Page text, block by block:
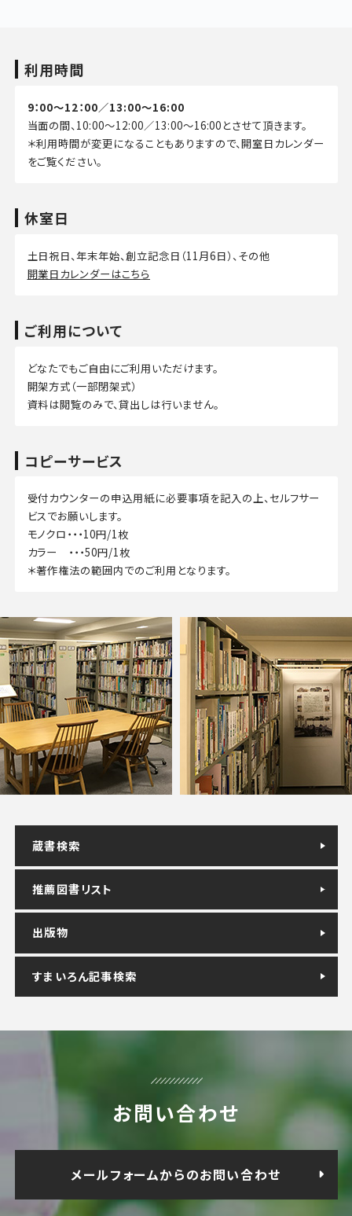
利用時間
9：00～12：00／13:00～16:00
当面の間、10:00～12:00／13:00～16:00とさせて頂きます。
＊利用時間が変更になることもありますので、開室日カレンダー
をご覧ください。
休室日
土日祝日、年末年始、創立記念日（11月6日）、その他
開業日カレンダーはこちら
ご利用について
どなたでもご自由にご利用いただけます。
開架方式（一部閉架式）
資料は閲覧のみで、貸出しは行いません。
コピーサービス
受付カウンターの申込用紙に必要事項を記入の上、セルフサー
ビスでお願いします。
モノクロ・・・10円/1枚
カラー ・・・50円/1枚
＊著作権法の範囲内でのご利用となります。
蔵書検索
推薦図書リスト
出版物
すまいろん記事検索
お問い合わせ
メールフォームからのお問い合わせ